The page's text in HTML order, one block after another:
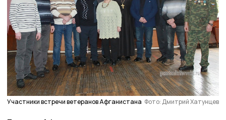
Участники встречи ветеранов Афганистана Фото: Дмитрий Хатунцев